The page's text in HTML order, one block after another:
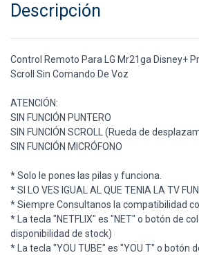
Descripción
Control Remoto Para LG Mr21ga Disney+
Scroll Sin Comando De Voz
ATENCIÓN:
SIN FUNCIÓN PUNTERO
SIN FUNCIÓN SCROLL (Rueda de
SIN FUNCIÓN MICRÓFONO
* Solo le pones las pilas y funciona.
* SI LO VES IGUAL AL QUE TENIA LA TV
* Siempre Consultanos la compatibilidad
* La tecla "NETFLIX" es "NET" o botón de
disponibilidad de stock)
* La tecla "YOU TUBE" es "YOU T" o botón